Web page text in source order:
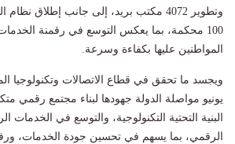
وتطوير 4072 مكتب بريد، إلى جانب إطلاق
100 محكمة، بما يعكس التوسع في رقمنة
المواطنين عليها بكفاءة وسرعة.
يونيو مواصلة الدولة جهودها لبناء مجتمع رقمي
البنية التحتية التكنولوجية، والتوسع في الخدمات
الرقمي، بما يسهم في تحسين جودة الخدمات، ورفع